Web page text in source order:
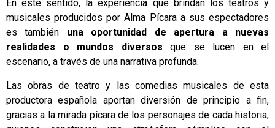
En este sentido, la experiencia que brindan los teatros y
musicales producidos por Alma Pícara a sus espectadores
es también una oportunidad de apertura a nuevas
realidades o mundos diversos que se lucen en el
escenario, a través de una narrativa profunda.
Las obras de teatro y las comedias musicales de esta
productora española aportan diversión de principio a fin,
gracias a la mirada pícara de los personajes de cada historia,